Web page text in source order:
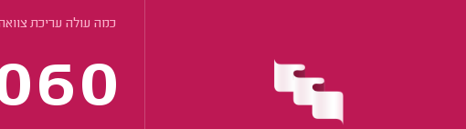
כמה עולה עריכת